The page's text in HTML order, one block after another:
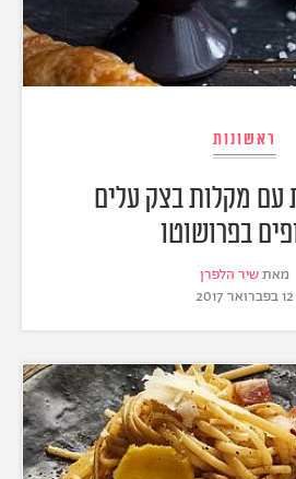
ראשונות
עם מקלות בצק עלים
בפרושוטו
מאתשיר הלפרן
12 בפברואר 2017